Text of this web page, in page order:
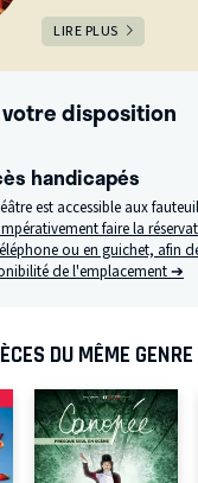
LIRE PLUS
votre disposition
handicapés
est accessible aux
faire la
ou en guichet, afin
de l'emplacement ➔
DU MÊME GENRE